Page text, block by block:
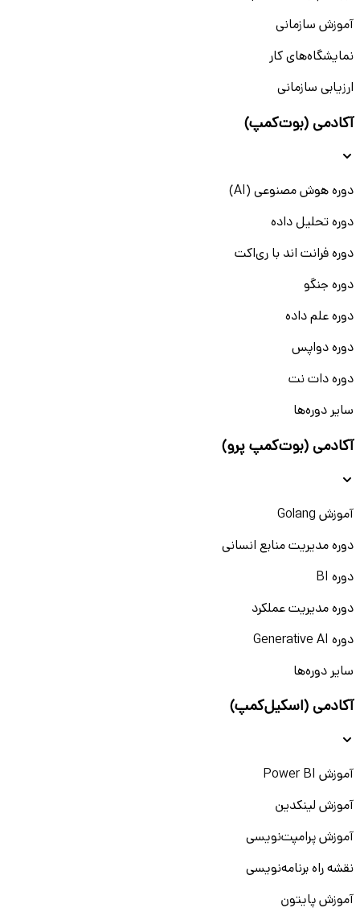
آموزش سازمانی
نمایشگاه‌های کار
ارزیابی سازمانی
آکادمی (بوت‌کمپ)
دوره هوش مصنوعی (AI)
دوره تحلیل داده
دوره فرانت اند با ری‌اکت
دوره جنگو
دوره علم داده
دوره دواپس
دوره دات نت
سایر دوره‌ها
آکادمی (بوت‌کمپ پرو)
آموزش Golang
دوره مدیریت منابع انسانی
دوره BI
دوره مدیریت عملکرد
دوره Generative AI
سایر دوره‌ها
آکادمی (اسکیل‌کمپ)
آموزش Power BI
آموزش لینکدین
آموزش پرامپت‌نویسی
نقشه راه برنامه‌نویسی
آموزش پایتون